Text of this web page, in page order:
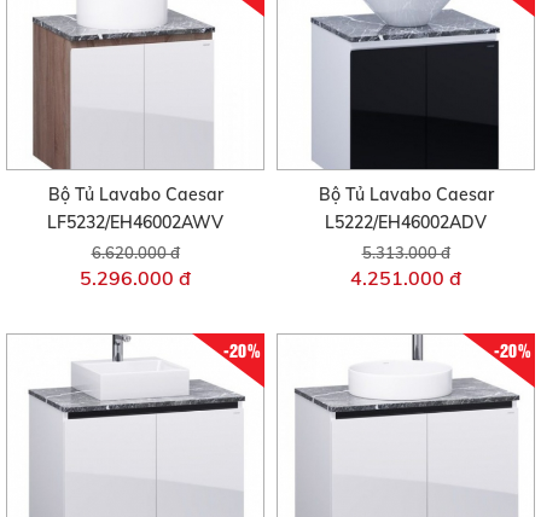
Bộ Tủ Lavabo Caesar
LF5232/EH46002AWV
6.620.000 đ
5.296.000 đ
Bộ Tủ Lavabo Caesar
L5222/EH46002ADV
5.313.000 đ
4.251.000 đ
-20% -20%